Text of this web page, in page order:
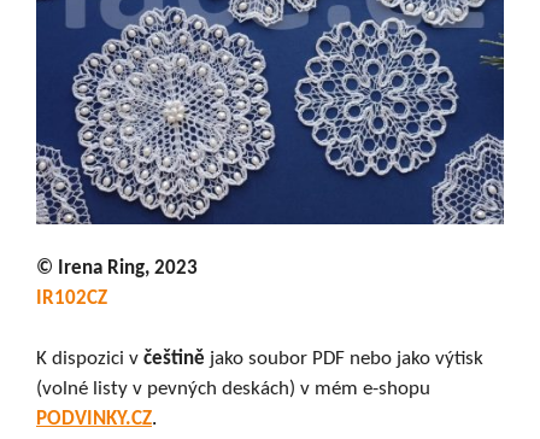
© Irena Ring, 2023
IR102CZ
K dispozici v češtině jako soubor PDF nebo jako výtisk
(volné listy v pevných deskách) v mém e-shopu
PODVINKY.CZ.